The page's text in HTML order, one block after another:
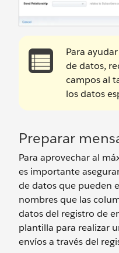
Para
de datos,
campos al
los datos
Preparar
Para aprovechar al
es importante
de datos que pueden
nombres que las
datos del registro de
plantilla para realizar
envíos a través del